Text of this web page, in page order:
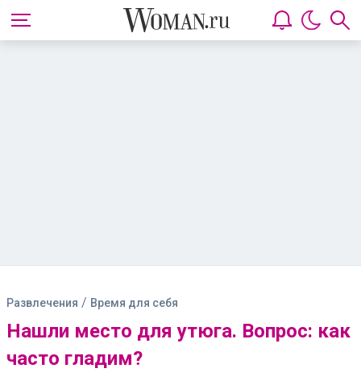
Развлечения / Время для себя
Нашли место для утюга. Вопрос: как
часто гладим?